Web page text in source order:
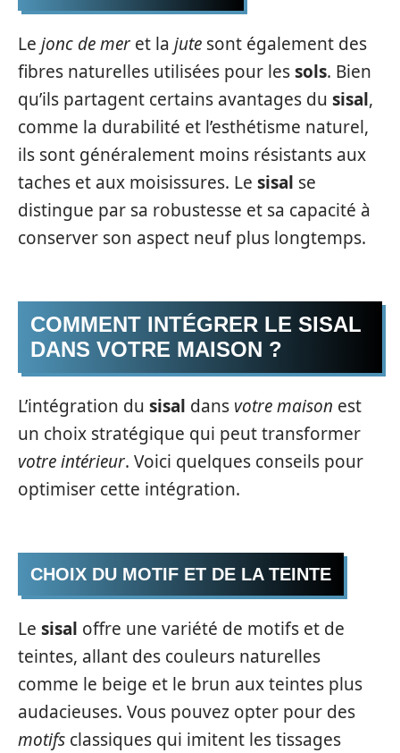
Le jonc de mer et la jute sont également des
fibres naturelles utilisées pour lessols. Bien
qu’ils partagent certains avantages du sisal,
comme la durabilité et l’esthétisme naturel,
ils sont généralement moins résistants aux
taches et aux moisissures. Le sisal se
distingue par sa robustesse et sa capacité à
conserver son aspect neuf plus longtemps.
COMMENT INTÉGRER LE SISAL
DANS VOTRE MAISON ?
L’intégration du sisal dans votre maison est
un choix stratégique qui peut transformer
votre intérieur. Voici quelques conseils pour
optimiser cette intégration.
CHOIX DU MOTIF ET DE LA TEINTE
Le sisal offre une variété de motifs et de
teintes, allant des couleurs naturelles
comme le beige et le brun aux teintes plus
audacieuses. Vous pouvez opter pour des
motifs classiques qui imitent les tissages